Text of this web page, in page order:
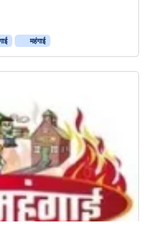
ना
हो
गा
महंगाई